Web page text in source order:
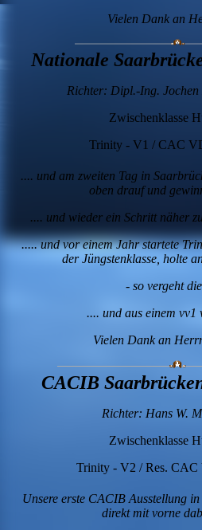
Vielen Dank an
Nationale
Richter: Dipl.-Ing.
Zwischenklasse
Trinity - V1 / CAC
.... und am zweiten Tag in
oben drauf und
.... und wieder ein Schritt näher
..... und vor einem Jahr startete
der Jüngstenklasse, holte
- so vergeht
.... und aus einem vv1
Vielen Dank an
CACIB
Richter: Hans W.
Zwischenklasse
Trinity - V2 / Res.
Unsere erste CACIB Ausstellung
direkt mit vorne